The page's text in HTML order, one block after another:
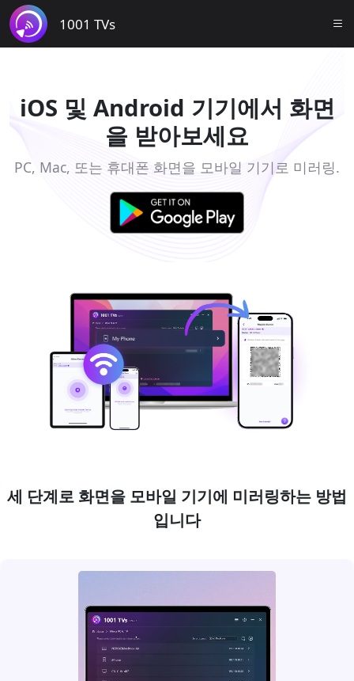
1001 TVs
iOS 및 Android 기기에서 화면
을 받아보세요
PC, Mac, 또는 휴대폰 화면을 모바일 기기로 미러링.
세 단계로 화면을 모바일 기기에 미러링하는 방법
입니다